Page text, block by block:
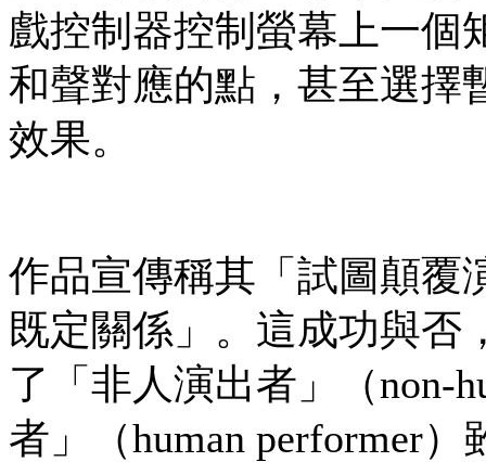
戲控制器控制螢幕上一個
和聲對應的點，甚至選擇
效果。
作品宣傳稱其「試圖顛覆
既定關係」。這成功與否
了「非人演出者」（non-
者」（human performer